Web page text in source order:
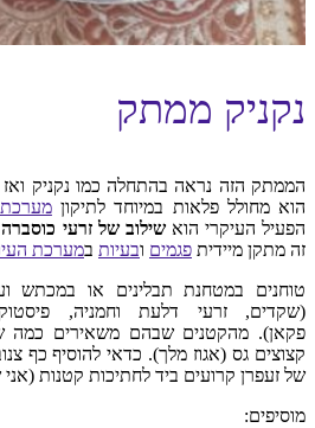
נקניק ממתק
הממתק הזה נראה בהתחלה כמו נקניק ואז
הוא מחולל פלאות במיוחד לתיקוןמערכת
הפעיל העיקרי הואשילוב של זרעי
זה מתקן מיידית פגמים ובעיות במערכת
טוחנים במטחנת תבלינים או במכתש
(שקדים, זרעי דלעת וחמניה,
פקאן). מהקטנים שבהם משאירים כמה
קצוצים גס (אגוז מלך). כדאי להוסיף כף
של זעפרן קרועים ביד לחתיכות קטנות
מוסיפים: